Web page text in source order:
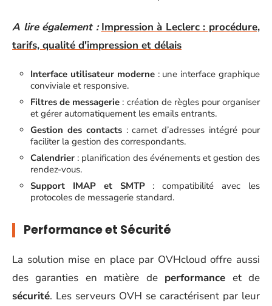
A lire également : Impression à Leclerc : procédure,
tarifs, qualité d'impression et délais
Interface utilisateur moderne: une interface graphique
conviviale et responsive.
Filtres de messagerie : création de règles pour organiser
et gérer automatiquement les emails entrants.
Gestion des contacts: carnet d’adresses intégré pour
faciliter la gestion des correspondants.
Calendrier : planification des événements et gestion des
rendez-vous.
Support IMAP et SMTP: compatibilité avec les
protocoles de messagerie standard.
Performance et Sécurité
La solution mise en place par OVHcloud offre aussi
des garanties en matière de performance et de
sécurité. Les serveurs OVH se caractérisent par leur